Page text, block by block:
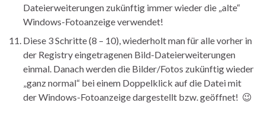
Dateierweiterungen zukünftig immer wieder die „alte“
Windows-Fotoanzeige verwendet!
Diese 3 Schritte (8 – 10), wiederholt man für alle vorher in
der Registry eingetragenen Bild-Dateierweiterungen
einmal. Danach werden die Bilder/Fotos zukünftig wieder
„ganz normal“ bei einem Doppelklick auf die Datei mit
der Windows-Fotoanzeige dargestellt bzw. geöffnet! 😉